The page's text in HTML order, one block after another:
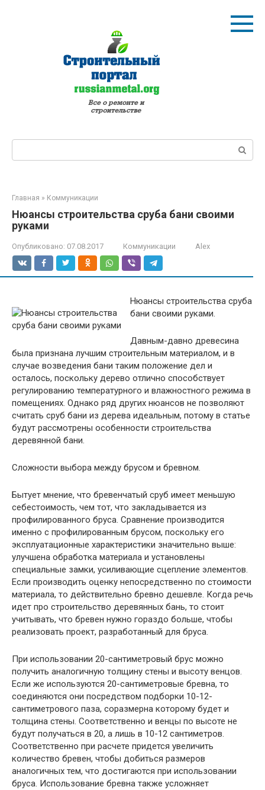
Поиск:
Главная » Коммуникации
Нюансы строительства сруба бани своими
руками
Опубликовано: 07.08.2017 Коммуникации Alex
Нюансы строительства сруба
бани своими руками.
Давным-давно древесина
была признана лучшим строительным материалом, и в
случае возведения бани таким положение дел и
осталось, поскольку дерево отлично способствует
регулированию температурного и влажностного режима в
помещениях. Однако ряд других нюансов не позволяют
считать сруб бани из дерева идеальным, потому в статье
будут рассмотрены особенности строительства
деревянной бани.
Сложности выбора между брусом и бревном.
Бытует мнение, что бревенчатый сруб имеет меньшую
себестоимость, чем тот, что закладывается из
профилированного бруса. Сравнение производится
именно с профилированным брусом, поскольку его
эксплуатационные характеристики значительно выше:
улучшена обработка материала и установлены
специальные замки, усиливающие сцепление элементов.
Если производить оценку непосредственно по стоимости
материала, то действительно бревно дешевле. Когда речь
идет про строительство деревянных бань, то стоит
учитывать, что бревен нужно гораздо больше, чтобы
реализовать проект, разработанный для бруса.
При использовании 20-сантиметровый брус можно
получить аналогичную толщину стены и высоту венцов.
Если же используются 20-сантиметровые бревна, то
соединяются они посредством подборки 10-12-
сантиметрового паза, соразмерна которому будет и
толщина стены. Соответственно и венцы по высоте не
будут получаться в 20, а лишь в 10-12 сантиметров.
Соответственно при расчете придется увеличить
количество бревен, чтобы добиться размеров
аналогичных тем, что достигаются при использовании
бруса. Использование бревна также усложняет